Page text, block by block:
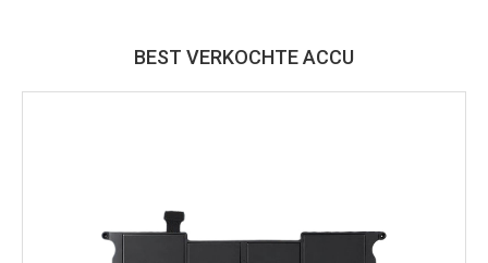
BEST VERKOCHTE ACCU